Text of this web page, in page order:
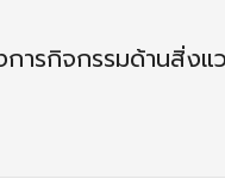
รกิจกรรมด้านสิ่งแ